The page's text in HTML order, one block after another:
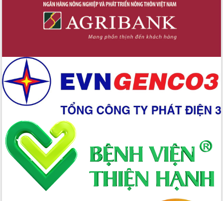
Phó Bí thư Tỉnh ủy Đắk Lắk Đỗ Hữu
Huy giữ chức Bí thư Đảng ủy Ủy Ban
Nhân dân tỉnh
Bệnh án điện tử thúc đẩy chuyển đổi
Chuyển đổi số thư viện: Mở rộng
không gian tri thức trong thời đại số
Đánh giá, rút kinh nghiệm công tác tổ
chức diễn tập trước ngày bầu cử
Chương trình “Gặp gỡ hữu nghị –
Friendship Meeting New Year 2026”
Bầu cử Quốc hội và HĐND: Cử tri Đắk
Lắk gửi gắm niềm tin, kỳ vọng vào lá
phiếu
Đắk Lắk sẵn sàng các điều kiện cho
Ngày hội bầu cử đại biểu Quốc hội
khóa XVI và HĐND các cấp nhiệm kỳ